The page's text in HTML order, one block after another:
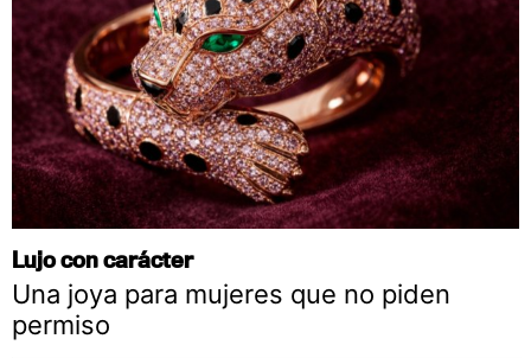
Lujo con carácter
Una joya para mujeres que no piden
permiso